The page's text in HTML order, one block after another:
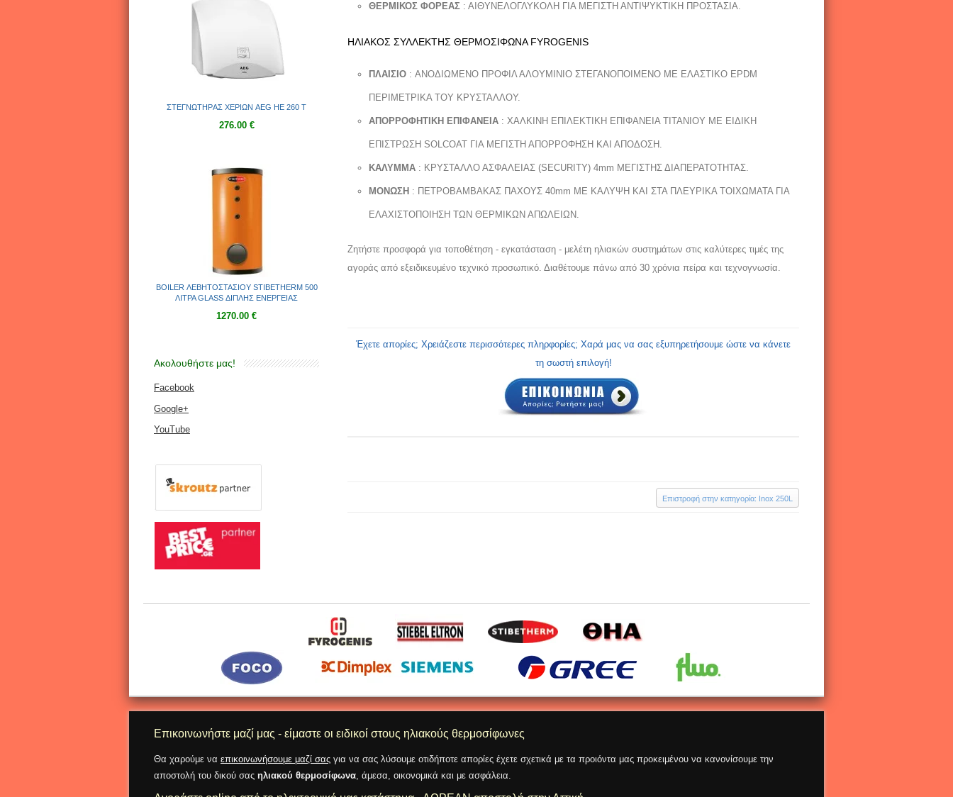
ΣΤΕΓΝΩΤΗΡAΣ ΧΕΡΙΩΝ AEG HE 260 T
276.00 €
BOILER ΛΕΒΗΤΟΣΤΑΣΙΟΥ STIBETHERM 500
ΛΙΤΡΑ GLASS ΔΙΠΛΗΣ ΕΝΕΡΓΕΙΑΣ
1270.00 €
Ακολουθήστε μας!
Facebook
Google+
YouTube
ΘΕΡΜΙΚΟΣ ΦΟΡΕΑΣ : ΑΙΘΥΝΕΛΟΓΛΥΚΟΛΗ ΓΙΑ ΜΕΓΙΣΤΗ ΑΝΤΙΨΥΚΤΙΚΗ ΠΡΟΣΤΑΣΙΑ.
ΗΛΙΑΚΟΣ ΣΥΛΛΕΚΤΗΣ ΘΕΡΜΟΣΙΦΩΝΑ FYROGENIS
ΠΛΑΙΣΙΟ : ANΟΔΙΩΜΕΝΟ ΠΡΟΦΙΛ ΑΛΟΥΜΙΝΙΟ ΣΤΕΓΑΝΟΠΟΙΜΕΝΟ ΜΕ ΕΛΑΣΤΙΚΟ EPDM
ΠΕΡΙΜΕΤΡΙΚΑ ΤΟΥ ΚΡΥΣΤΑΛΛΟΥ.
ΑΠΟΡΡΟΦΗΤΙΚΗ ΕΠΙΦΑΝΕΙΑ : XAΛΚΙΝΗ ΕΠΙΛΕΚΤΙΚΗ ΕΠΙΦΑΝΕΙΑ ΤΙΤΑΝΙΟΥ ΜΕ ΕΙΔΙΚΗ
ΕΠΙΣΤΡΩΣΗ SOLCOAT ΓΙΑ ΜΕΓΙΣΤΗ ΑΠΟΡΡΟΦΗΣΗ ΚΑΙ ΑΠΟΔΟΣΗ.
ΚΑΛΥΜΜΑ : ΚΡΥΣΤΑΛΛΟ ΑΣΦΑΛΕΙΑΣ (SECURITY) 4mm ΜΕΓΙΣΤΗΣ ΔΙΑΠΕΡΑΤΟΤΗΤΑΣ.
ΜΟΝΩΣΗ : ΠΕΤΡΟΒΑΜΒΑΚΑΣ ΠΑΧΟΥΣ 40mm ΜΕ ΚΑΛΥΨΗ ΚΑΙ ΣΤΑ ΠΛΕΥΡΙΚΑ ΤΟΙΧΩΜΑΤΑ ΓΙΑ
ΕΛΑΧΙΣΤΟΠΟΙΗΣΗ ΤΩΝ ΘΕΡΜΙΚΩΝ ΑΠΩΛΕΙΩΝ.
Ζητήστε προσφορά για τοποθέτηση - εγκατάσταση - μελέτη ηλιακών συστημάτων στις καλύτερες τιμές της
αγοράς από εξειδικευμένο τεχνικό προσωπικό. Διαθέτουμε πάνω από 30 χρόνια πείρα και τεχνογνωσία.
Έχετε απορίες; Χρειάζεστε περισσότερες πληρφορίες; Χαρά μας να σας εξυπηρετήσουμε ώστε να κάνετε
τη σωστή επιλογή!
Επιστροφή στην κατηγορία: Inox 250L
Επικοινωνήστε μαζί μας - είμαστε οι ειδικοί στους ηλιακούς θερμοσίφωνες
Θα χαρούμε να επικοινωνήσουμε μαζί σας για να σας λύσουμε οτιδήποτε απορίες έχετε σχετικά με τα προιόντα μας προκειμένου να κανονίσουμε την
αποστολή του δικού σας ηλιακού θερμοσίφωνα, άμεσα, οικονομικά και με ασφάλεια.